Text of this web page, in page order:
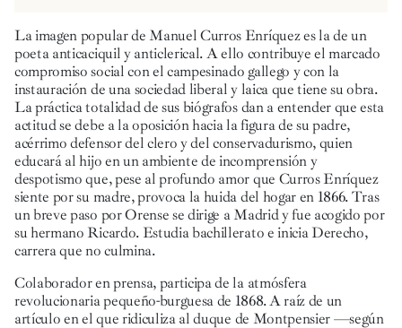
La imagen popular de Manuel Curros Enríquez es la de un
poeta anticaciquil y anticlerical. A ello contribuye el marcado
compromiso social con el campesinado gallego y con la
instauración de una sociedad liberal y laica que tiene su obra.
La práctica totalidad de sus biógrafos dan a entender que esta
actitud se debe a la oposición hacia la figura de su padre,
acérrimo defensor del clero y del conservadurismo, quien
educará al hijo en un ambiente de incomprensión y
despotismo que, pese al profundo amor que Curros Enríquez
siente por su madre, provoca la huida del hogar en 1866. Tras
un breve paso por Orense se dirige a Madrid y fue acogido por
su hermano Ricardo. Estudia bachillerato e inicia Derecho,
carrera que no culmina.
Colaborador en prensa, participa de la atmósfera
revolucionaria pequeño-burguesa de 1868. A raíz de un
artículo en el que ridiculiza al duque de Montpensier —según